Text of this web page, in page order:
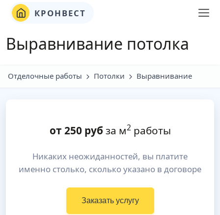
КРОНВЕСТ
Выравнивание потолка
Отделочные работы Потолки Выравнивание
от 250руб за м2работы
Никаких неожиданностей, вы платите
именно столько, сколько указано в договоре
Заказать услугу